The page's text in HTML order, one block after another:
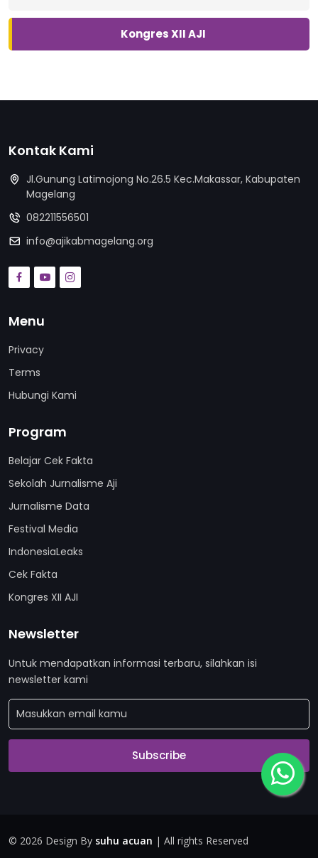
Kongres XII AJI
Kontak Kami
Jl.Gunung Latimojong No.26.5 Kec.Makassar, Kabupaten
Magelang
082211556501
info@ajikabmagelang.org
Menu
Privacy
Terms
Hubungi Kami
Program
Belajar Cek Fakta
Sekolah Jurnalisme Aji
Jurnalisme Data
Festival Media
IndonesiaLeaks
Cek Fakta
Kongres XII AJI
Newsletter
Untuk mendapatkan informasi terbaru, silahkan isi
newsletter kami
Subscribe
© 2026 Design By suhu acuan | All rights Reserved